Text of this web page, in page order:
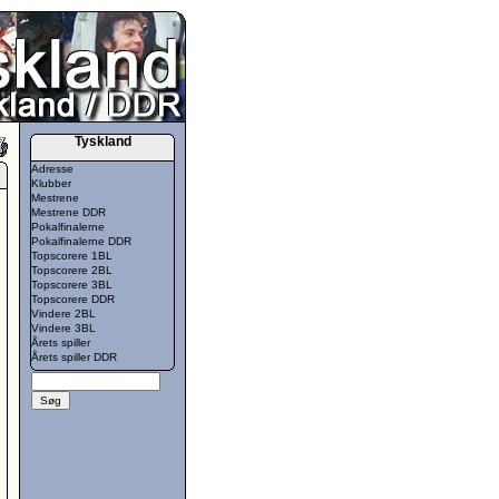
Tyskland
Adresse
Klubber
Mestrene
Mestrene DDR
Pokalfinalerne
Pokalfinalerne DDR
Topscorere 1BL
Topscorere 2BL
Topscorere 3BL
Topscorere DDR
Vindere 2BL
Vindere 3BL
Årets spiller
Årets spiller DDR